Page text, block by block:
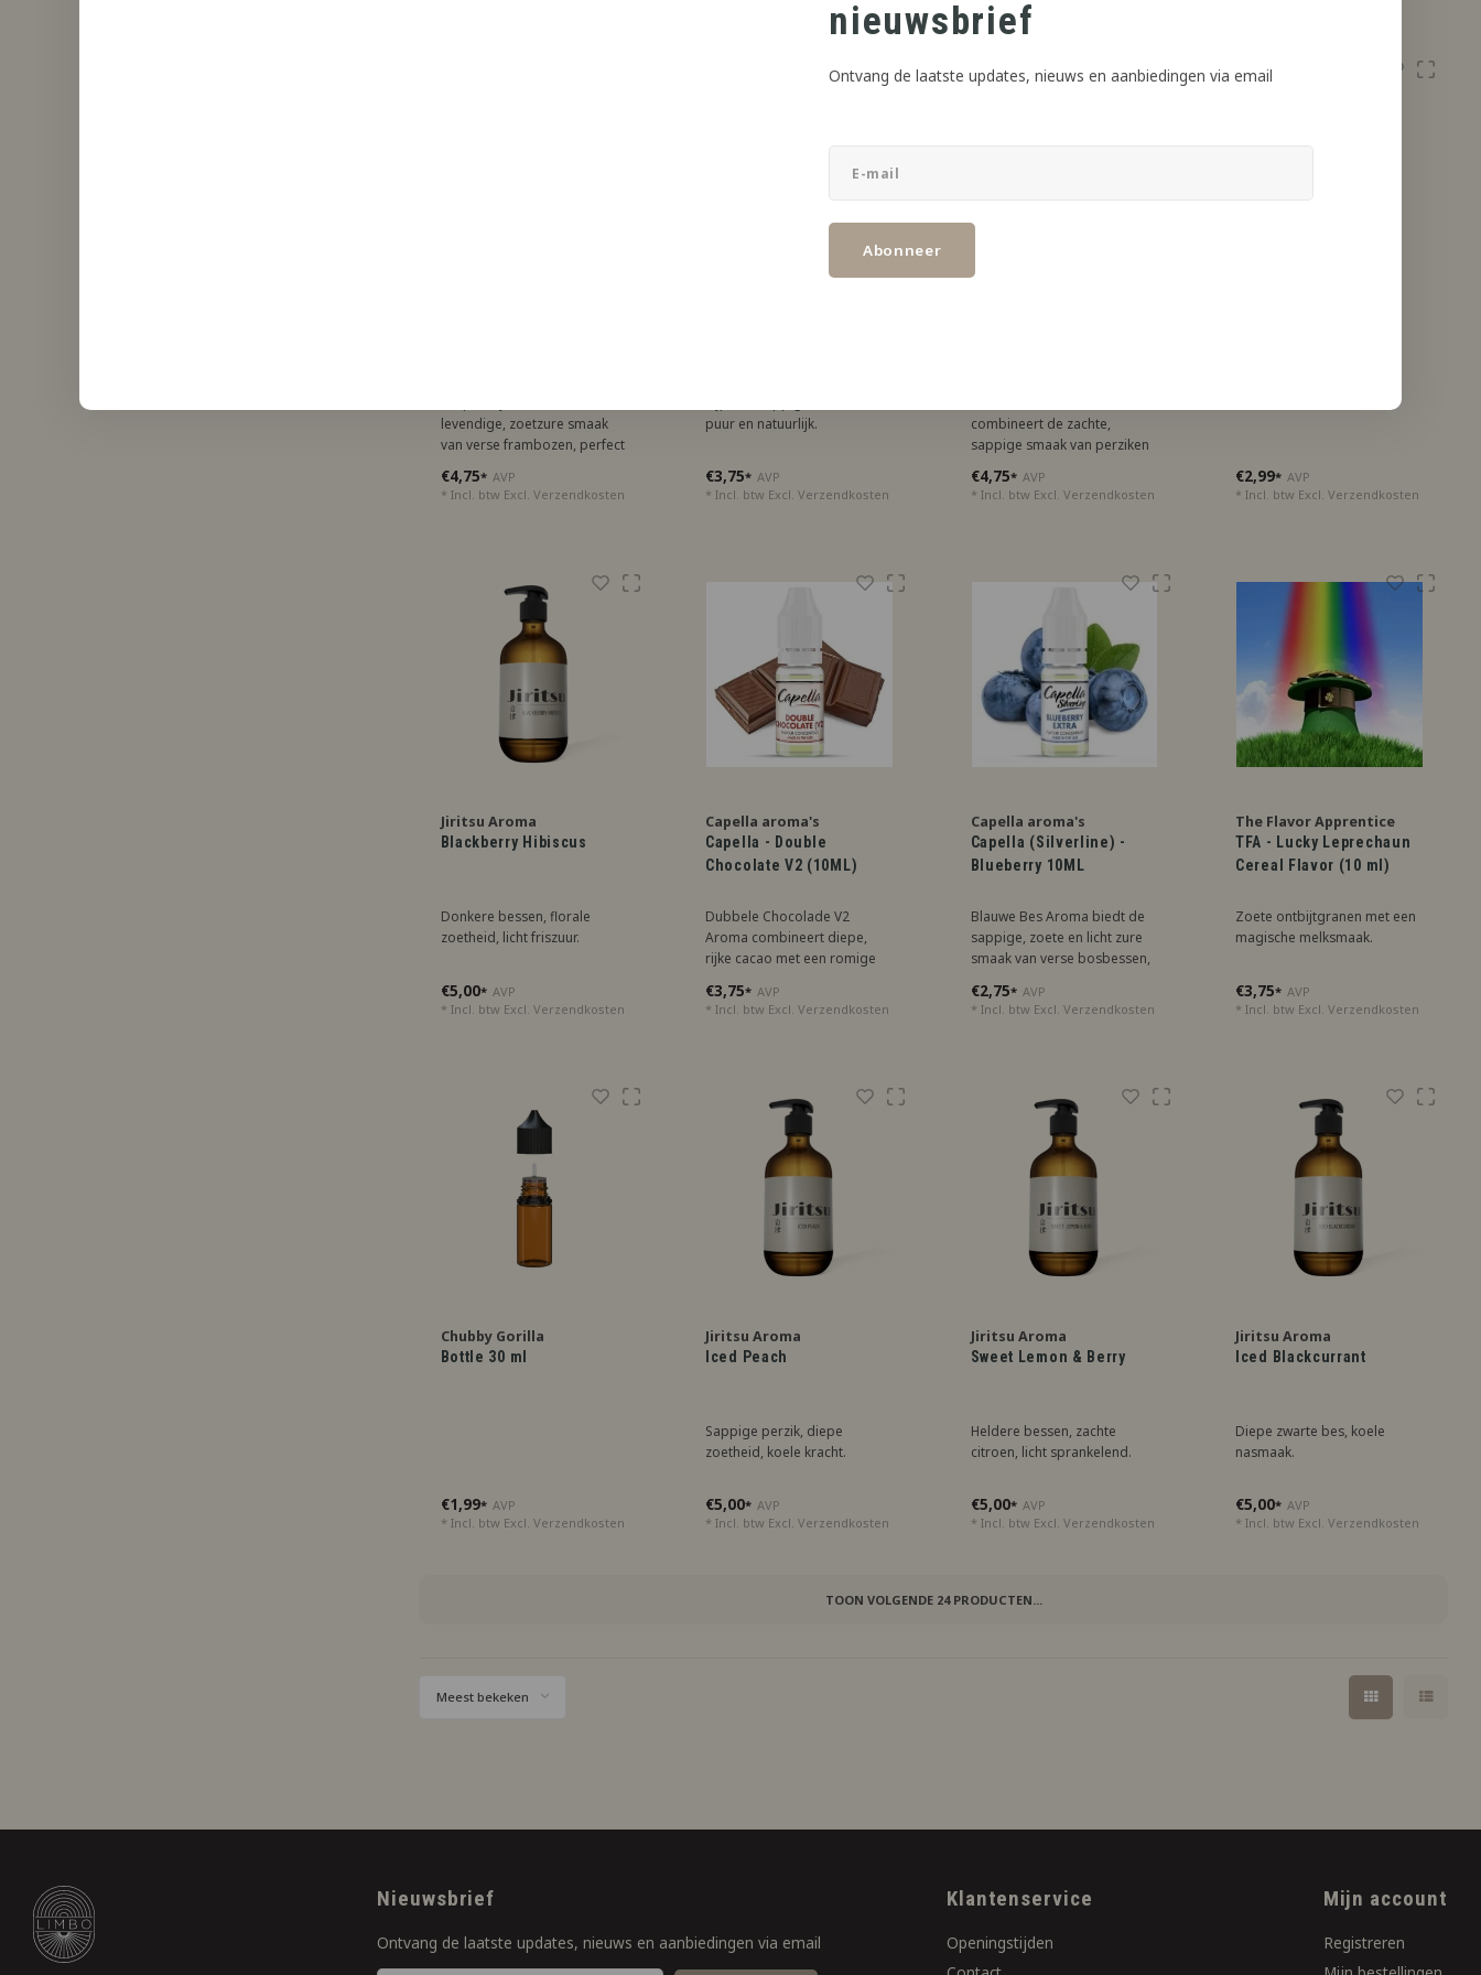
nieuwsbrief
Ontvang de laatste updates, nieuws en aanbiedingen via email
Abonneer
levendige, zoetzure smaak
van verse frambozen, perfect
€4,75* AVP
* Incl. btw Excl. Verzendkosten
puur en natuurlijk.
€3,75* AVP
* Incl. btw Excl. Verzendkosten
combineert de zachte,
sappige smaak van perziken
voor een luxueuze traktatie.
€4,75* AVP
* Incl. btw Excl. Verzendkosten
€2,99* AVP
* Incl. btw Excl. Verzendkosten
Jiritsu Aroma
Blackberry Hibiscus
Donkere bessen, florale
zoetheid, licht friszuur.
€5,00* AVP
* Incl. btw Excl. Verzendkosten
Capella aroma's
Capella - Double
Chocolate V2 (10ML)
Dubbele Chocolade V2
Aroma combineert diepe,
rijke cacao met een romige
intense chocoladebeleving.
€3,75* AVP
* Incl. btw Excl. Verzendkosten
Capella aroma's
Capella (Silverline) -
Blueberry 10ML
Blauwe Bes Aroma biedt de
sappige, zoete en licht zure
smaak van verse bosbessen,
fruitige ervaring.
€2,75* AVP
* Incl. btw Excl. Verzendkosten
The Flavor Apprentice
TFA - Lucky Leprechaun
Cereal Flavor (10 ml)
Zoete ontbijtgranen met een
magische melksmaak.
€3,75* AVP
* Incl. btw Excl. Verzendkosten
Chubby Gorilla
Bottle 30 ml
€1,99* AVP
* Incl. btw Excl. Verzendkosten
Jiritsu Aroma
Iced Peach
Sappige perzik, diepe
zoetheid, koele kracht.
€5,00* AVP
* Incl. btw Excl. Verzendkosten
Jiritsu Aroma
Sweet Lemon & Berry
Heldere bessen, zachte
citroen, licht sprankelend.
€5,00* AVP
* Incl. btw Excl. Verzendkosten
Jiritsu Aroma
Iced Blackcurrant
Diepe zwarte bes, koele
nasmaak.
€5,00* AVP
* Incl. btw Excl. Verzendkosten
TOON VOLGENDE 24PRODUCTEN...
Meest bekeken
Nieuwsbrief
Ontvang de laatste updates, nieuws en aanbiedingen via email
Klantenservice
Openingstijden
Mijn account
Registreren